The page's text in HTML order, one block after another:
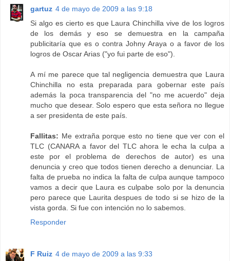
gartuz 4 de mayo de 2009 a las 9:18
Si algo es cierto es que Laura Chinchilla vive de los logros
de los demás y eso se demuestra en la campaña
publicitaría que es o contra Johny Araya o a favor de los
logros de Oscar Arias ("yo fui parte de eso").
A mí me parece que tal negligencia demuestra que Laura
Chinchilla no esta preparada para gobernar este país
además la poca transparencia del "no me acuerdo" deja
mucho que desear. Solo espero que esta señora no llegue
a ser presidenta de este país.
Fallitas: Me extraña porque esto no tiene que ver con el
TLC (CANARA a favor del TLC ahora le echa la culpa a
este por el problema de derechos de autor) es una
denuncia y creo que todos tienen derecho a denunciar. La
falta de prueba no indica la falta de culpa aunque tampoco
vamos a decir que Laura es culpabe solo por la denuncia
pero parece que Laurita despues de todo si se hizo de la
vista gorda. Si fue con intención no lo sabemos.
Responder
F Ruiz 4 de mayo de 2009 a las 9:33